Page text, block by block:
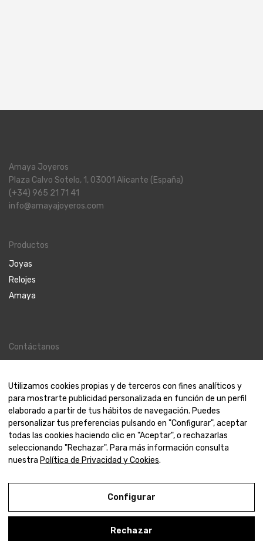
Amaya Joyeros
Plaza Calvo Sotelo, 1, 03001 Alicante (España)
(+34) 965 21 71 41
info@amayajoyeros.com
Productos
Joyas
Relojes
Amaya
Contáctanos
Nosotros
© 2000-2024 Amaya Joyeros
Utilizamos cookies propias y de terceros con fines analíticos y
para mostrarte publicidad personalizada en función de un perfil
elaborado a partir de tus hábitos de navegación. Puedes
personalizar tus preferencias pulsando en "Configurar", aceptar
todas las cookies haciendo clic en "Aceptar", o rechazarlas
seleccionando "Rechazar". Para más información consulta
nuestra Política de Privacidad y Cookies.
Configurar
Rechazar
Política de Privacidad y Cookies
Condiciones de compra